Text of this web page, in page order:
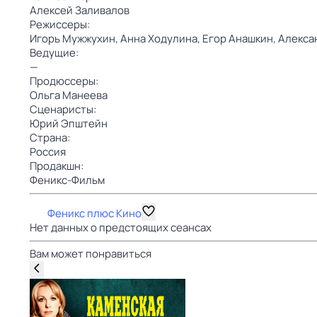
Алексей Заливалов
Режиссеры:
Игорь Мужжухин,Анна Ходулина, Егор Анашкин,
Ведущие:
—
Продюссеры:
Ольга Манеева
Сценаристы:
Юрий Эпштейн
Страна:
Россия
Продакшн:
Феникс-Фильм
Феникс плюс Кино
Нет данных о предстоящих сеансах
Вам может понравиться